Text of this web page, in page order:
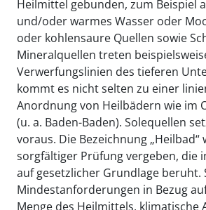
Heilmittel gebunden, zum Beispiel
und/oder warmes Wasser oder
oder kohlensaure Quellen sowie
Mineralquellen treten
Verwerfungslinien des tieferen
kommt es nicht selten zu einer
Anordnung von Heilbädern wie im
(u. a. Baden-Baden). Solequellen
voraus. Die Bezeichnung
sorgfältiger Prüfung vergeben, die
auf gesetzlicher Grundlage beruht.
Mindestanforderungen in Bezug
Menge des Heilmittels, klimatische